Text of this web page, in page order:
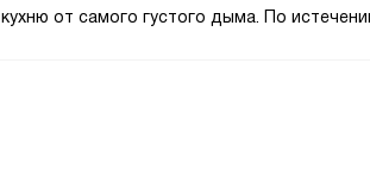
кухню от самого густого дыма. По